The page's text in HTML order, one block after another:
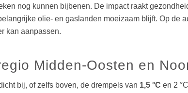
nog kunnen bijbenen. De impact raakt
olie- en gaslanden moeizaam blijft. Op de
kan aanpassen.
Midden-Oosten en
bij, of zelfs boven, de drempels van 1,5 °C en 2